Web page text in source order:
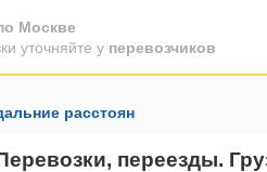
Москве
уточняйте у перевозчиков
переезды.